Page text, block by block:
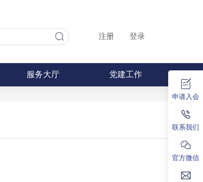
申请入会
联系我们
官方微信
注册 登录
服务大厅 党建工作